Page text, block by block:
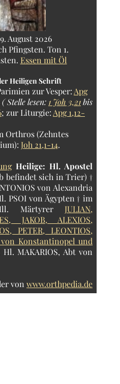
August 2026
Pfingsten. Ton 1.
Essen mit Öl
Heiligen Schrift
zur Vesper: Apg
( Stelle lesen: 1 Joh 3,21bis
; zur Liturgie: Apg 1,12-
Orthros (Zehntes
Joh 21,1-14.
Heilige: Hl. Apostel
befindet sich in Trier) †
von Alexandria
PSOI von Ägypten † im
Märtyrer JULIAN,
JAKOB, ALEXIOS,
PETER, LEONTIOS,
von Konstantinopel und
Hl. MAKARIOS, Abt von
von www.orthpedia.de